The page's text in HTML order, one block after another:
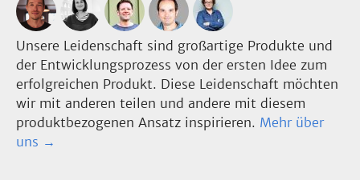
Unsere Leidenschaft sind großartige Produkte und
der Entwicklungsprozess von der ersten Idee zum
erfolgreichen Produkt. Diese Leidenschaft möchten
wir mit anderen teilen und andere mit diesem
produktbezogenen Ansatz inspirieren. Mehr über
uns →